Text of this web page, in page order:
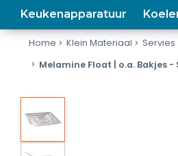
Keukenapparatuur
Home Klein Materiaal
Melamine Float | o.a. Bakjes